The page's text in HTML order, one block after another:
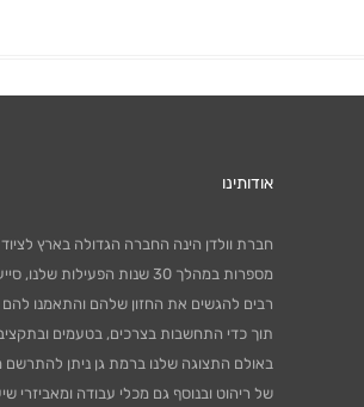
אודותינו
חברת וולדן הינה החברה הגדולה בארץ לציוד
מספרות במהלך 30 שנות הפעילות
רבים להגשים את החזון שלהם והתאמנו להם
תוך כדי התחשבות בצרכים, בטעמים
באולם התצוגה שלנו ברמת גן ניתן להתרשם
של ריהוט ובנוסף גם מכלי עבודה ומאביזרי